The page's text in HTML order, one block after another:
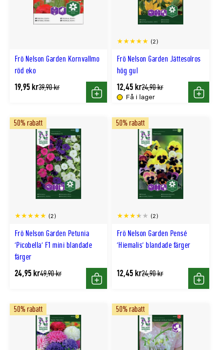
Frö Nelson Garden Kornvallmo
röd eko
19,95 krTidligere
39,90 kr
Köp
Frö Nelson Garden Jättesolros
hög gul
(2)
Få i lager
12,45 krTidligere
lägsta
pris
24,90 kr
Köp
Frö Nelson Garden Petunia
'Picobella' F1 mini blandade
färger
(2)
50% rabatt
24,95 krTidligere
49,90 kr
Köp
Frö Nelson Garden Pensé
'Hiemalis' blandade färger
(2)
50% rabatt
12,45 krTidligere
24,90 kr
Köp
50% rabatt 50% rabatt